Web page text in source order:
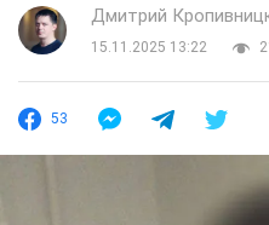
Дмитрий
15.11.2025 13:22
53